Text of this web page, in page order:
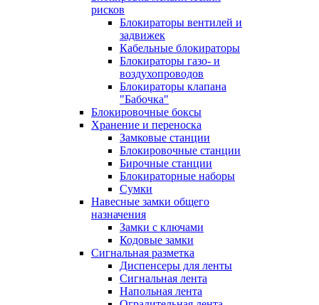
рисков
Блокираторы вентилей и
задвижек
Кабельные блокираторы
Блокираторы газо- и
воздухопроводов
Блокираторы клапана
"Бабочка"
Блокировочные боксы
Хранение и переноска
Замковые станции
Блокировочные станции
Бирочные станции
Блокираторные наборы
Сумки
Навесные замки общего
назначения
Замки с ключами
Кодовые замки
Сигнальная разметка
Диспенсеры для ленты
Сигнальная лента
Напольная лента